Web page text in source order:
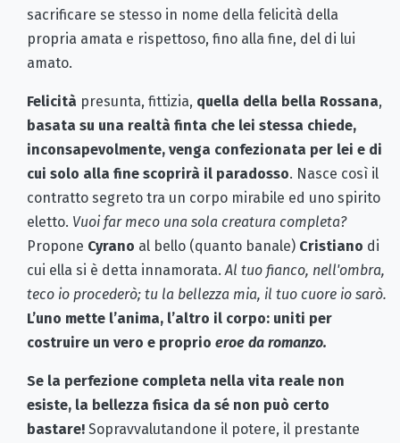
sacrificare se stesso in nome della felicità della
propria amata e rispettoso, fino alla fine, del di lui
amato.
Felicità presunta, fittizia, quella della bella Rossana,
basata su una realtà finta che lei stessa chiede,
inconsapevolmente, venga confezionata per lei e di
cui solo alla fine scoprirà il paradosso. Nasce così il
contratto segreto tra un corpo mirabile ed uno spirito
eletto. Vuoi far meco una sola creatura completa?
Propone Cyrano al bello (quanto banale) Cristiano di
cui ella si è detta innamorata. Al tuo fianco, nell'ombra,
teco io procederò; tu la bellezza mia, il tuo cuore io sarò.
L’uno mette l’anima, l’altro il corpo: uniti per
costruire un vero e proprio eroe da romanzo.
Se la perfezione completa nella vita reale non
esiste, la bellezza fisica da sé non può certo
bastare! Sopravvalutandone il potere, il prestante